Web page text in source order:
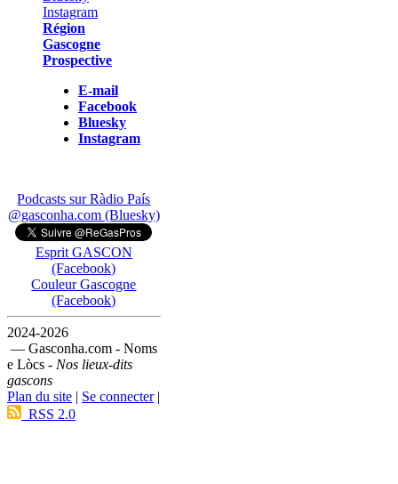
Région
Gascogne
Prospective
E-mail
Facebook
Bluesky
Instagram
Podcasts sur Ràdio País
@gasconha.com (Bluesky)
Esprit GASCON
(Facebook)
Couleur Gascogne
(Facebook)
2024-2026
— Gasconha.com - Noms
e Lòcs - Nos lieux-dits
gascons
Plan du site | Se connecter|
RSS 2.0